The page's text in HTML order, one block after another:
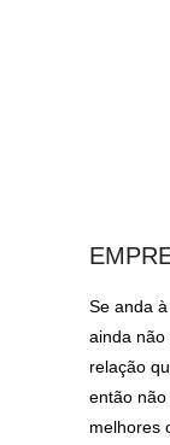
Se anda
ainda não
relação
então
melhores